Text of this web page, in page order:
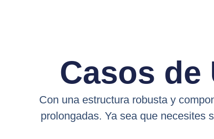
Casos
Con una estructura robusta y
prolongadas. Ya sea que necesites